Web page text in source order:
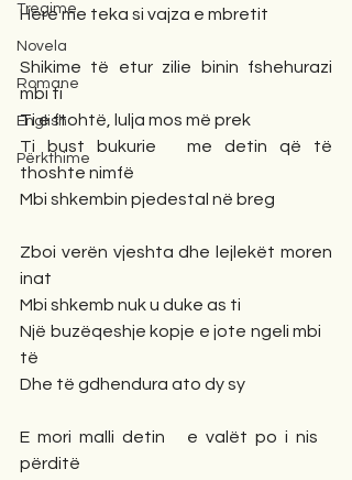
Tregime
Novela
Romane
English
Përkthime
Herë me teka si vajza e mbretit
Shikime të etur zilie binin fshehurazi
mbi ti
Ti e ftohtë, lulja mos më prek
Ti bust bukurie    me detin që të
thoshte nimfë
Mbi shkembin pjedestal në breg
Zboi verën vjeshta dhe lejlekët moren
inat
Mbi shkemb nuk u duke as ti
Një buzëqeshje kopje e jote ngeli mbi
të
Dhe të gdhendura ato dy sy
E mori malli detin    e valët po i nis
përditë